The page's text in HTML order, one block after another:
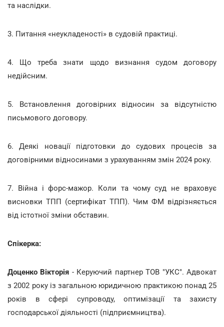
та наслідки.
3. Питання «неукладеності» в судовій практиці.
4. Що треба знати щодо визнання судом договору
недійсним.
5. Встановлення договірних відносин за відсутністю
письмового договору.
6. Деякі новації підготовки до судових процесів за
договірними відносинами з урахуванням змін 2024 року.
7. Війна і форс-мажор. Коли та чому суд не враховує
висновки ТПП (сертифікат ТПП). Чим ФМ відрізняється
від істотної зміни обставин.
Спікерка:
Доценко Вікторія - Керуючий партнер ТОВ "УКС". Адвокат
з 2002 року із загальною юридичною практикою понад 25
років в сфері супроводу, оптимізації та захисту
господарської діяльності (підприємництва).